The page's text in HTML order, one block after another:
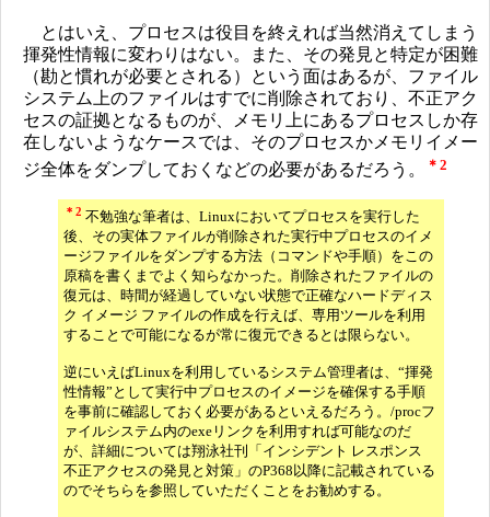
とはいえ、プロセスは役目を終えれば当然消えてしまう
揮発性情報に変わりはない。また、その発見と特定が困難
（勘と慣れが必要とされる）という面はあるが、ファイル
システム上のファイルはすでに削除されており、不正アク
セスの証拠となるものが、メモリ上にあるプロセスしか存
在しないようなケースでは、そのプロセスかメモリイメー
ジ全体をダンプしておくなどの必要があるだろう。
＊2
＊2 不勉強な筆者は、Linuxにおいてプロセスを実行した
後、その実体ファイルが削除された実行中プロセスのイメ
ージファイルをダンプする方法（コマンドや手順）をこの
原稿を書くまでよく知らなかった。削除されたファイルの
復元は、時間が経過していない状態で正確なハードディス
ク イメージ ファイルの作成を行えば、専用ツールを利用
することで可能になるが常に復元できるとは限らない。
逆にいえばLinuxを利用しているシステム管理者は、“揮発
性情報”として実行中プロセスのイメージを確保する手順
を事前に確認しておく必要があるといえるだろう。/procフ
ァイルシステム内のexeリンクを利用すれば可能なのだ
が、詳細については翔泳社刊「インシデント レスポンス
不正アクセスの発見と対策」のP368以降に記載されている
のでそちらを参照していただくことをお勧めする。